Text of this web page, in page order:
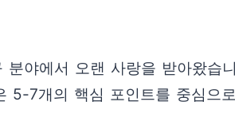
야에서 오랜 사랑을 받아왔습
5-7개의 핵심 포인트를 중심으